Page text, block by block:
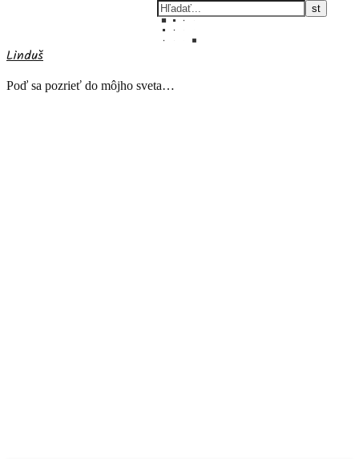
Linduš
Poď sa pozrieť do môjho sveta…